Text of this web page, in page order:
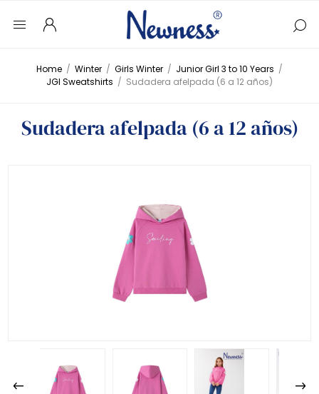
Home / Winter / Girls Winter / Junior Girl 3 to 10 Years /
JGI Sweatshirts / Sudadera afelpada (6 a 12 años)
Sudadera afelpada (6 a 12 años)